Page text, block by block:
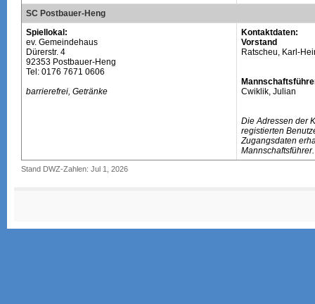
SC Postbauer-Heng
Spiellokal:
ev. Gemeindehaus
Dürerstr. 4
92353 Postbauer-Heng
Tel: 0176 7671 0606
barrierefrei, Getränke
Kontaktdaten:
Vorstand
Ratscheu, Karl-
Cwiklik, Julian
Die Adressen der
registierten
Zugangsdaten
Mannschaftsführer.
Stand DWZ-Zahlen: Jul 1, 2026